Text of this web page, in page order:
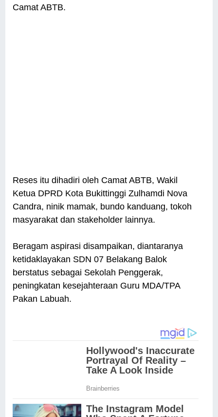
Camat ABTB.
Reses itu dihadiri oleh Camat ABTB, Wakil
Ketua DPRD Kota Bukittinggi Zulhamdi Nova
Candra, ninik mamak, bundo kanduang, tokoh
masyarakat dan stakeholder lainnya.
Beragam aspirasi disampaikan, diantaranya
ketidaklayakan SDN 07 Belakang Balok
berstatus sebagai Sekolah Penggerak,
peningkatan kesejahteraan Guru MDA/TPA
Pakan Labuah.